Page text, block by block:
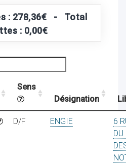
: 278,36€ - Total
: 0,00€
Sens
Désignation
D/F ENGIE
6
DU